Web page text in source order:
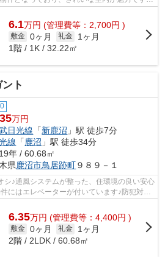
足のいく...
6.1万円 (管理費等：2,700円 )
敷金 0ヶ月 礼金
1ヶ月
1階 / 1K / 32.22㎡
ト
万円
日光線 「新鹿沼 」駅 徒歩7分
線 「 鹿沼 」駅 徒歩34分
年 / 60.68㎡
県鹿沼市鳥居跡町９８９－１
シ♪通風システムが整った、住環境の良い安心
にはエレベーターが付いています♪防犯対策
物件...
6.35万円 (管理費等：4,400円 )
敷金 0ヶ月 礼金
1ヶ月
2階 / 2LDK / 60.68㎡